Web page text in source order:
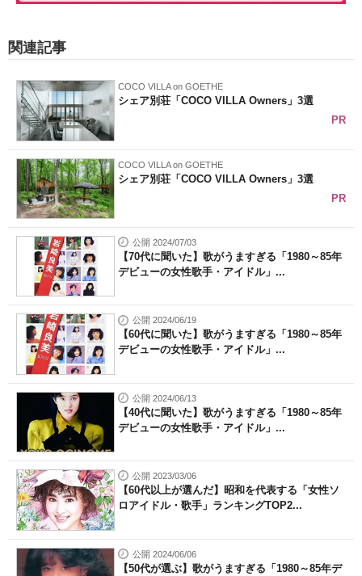
関連記事
COCO VILLA on GOETHE
シェア別荘「COCO VILLA Owners」3選
PR
COCO VILLA on GOETHE
シェア別荘「COCO VILLA Owners」3選
PR
公開 2024/07/03
【70代に聞いた】歌がうますぎる「1980～85年
デビューの女性歌手・アイドル」...
公開 2024/06/19
【60代に聞いた】歌がうますぎる「1980～85年
デビューの女性歌手・アイドル」...
公開 2024/06/13
【40代に聞いた】歌がうますぎる「1980～85年
デビューの女性歌手・アイドル」...
公開 2023/03/06
【60代以上が選んだ】昭和を代表する「女性ソ
ロアイドル・歌手」ランキングTOP2...
公開 2024/06/06
【50代が選ぶ】歌がうますぎる「1980～85年デ